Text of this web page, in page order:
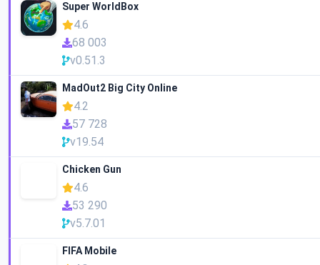
Super WorldBox
4.6
68 003
v0.51.3
MadOut2 Big City Online
4.2
57 728
v19.54
Chicken Gun
4.6
53 290
v5.7.01
FIFA Mobile